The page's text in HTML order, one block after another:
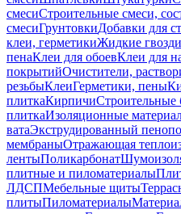
смесиСтроительные смеси,
смесиГрунтовкиДобавки для
клеи, герметикиЖидкие гвозди
пенаКлеи для обоевКлеи для
покрытийОчистители,
резьбыКлеиГерметики, пены
плиткаКирпичиСтроительные
плиткаИзоляционные
ватаЭкструдированный
мембраныОтражающая
лентыПоликарбонат
плитные и пиломатериалы
ЛДСПМебельные щиты
плитыПиломатериалы